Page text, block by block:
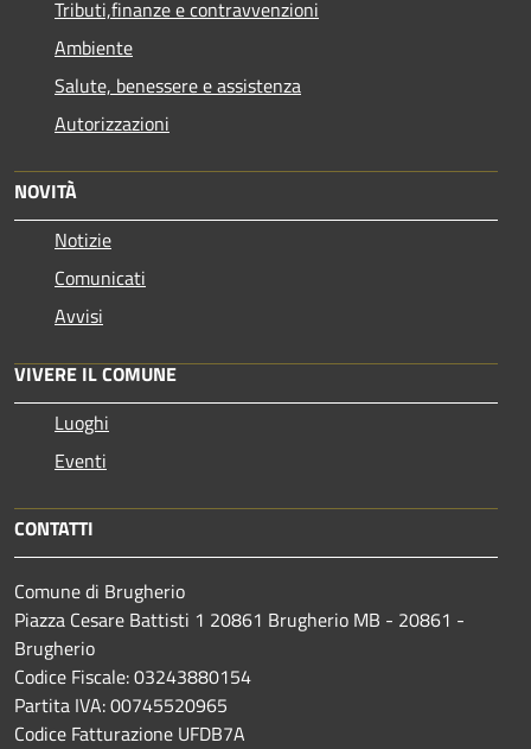
Tributi,finanze e contravvenzioni
Ambiente
Salute, benessere e assistenza
Autorizzazioni
NOVITÀ
Notizie
Comunicati
Avvisi
VIVERE IL COMUNE
Luoghi
Eventi
CONTATTI
Comune di Brugherio
Piazza Cesare Battisti 1 20861 Brugherio MB - 20861 -
Brugherio
Codice Fiscale: 03243880154
Partita IVA: 00745520965
Codice Fatturazione UFDB7A